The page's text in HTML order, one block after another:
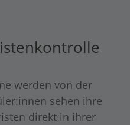
werden von der
sehen ihre
direkt in ihrer